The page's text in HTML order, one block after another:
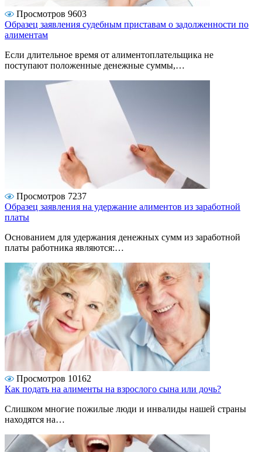
Просмотров 9603
Образец заявления судебным приставам о задолженности по
алиментам
Если длительное время от алиментоплательщика не
поступают положенные денежные суммы,…
Просмотров 7237
Образец заявления на удержание алиментов из заработной
платы
Основанием для удержания денежных сумм из заработной
платы работника являются:…
Просмотров 10162
Как подать на алименты на взрослого сына или дочь?
Слишком многие пожилые люди и инвалиды нашей страны
находятся на…